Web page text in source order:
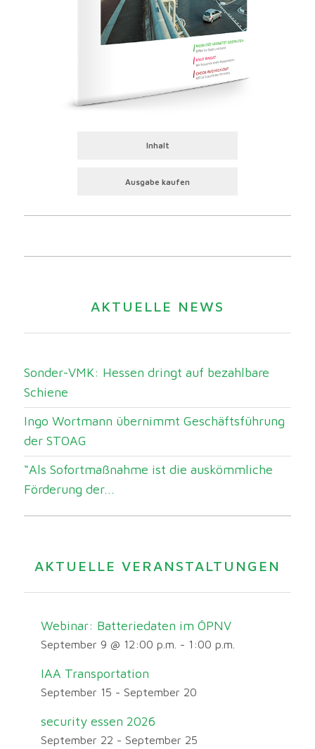
Inhalt
Ausgabe kaufen
AKTUELLE NEWS
Sonder-VMK: Hessen dringt auf bezahlbare
Schiene
Ingo Wortmann übernimmt Geschäftsführung
der STOAG
“Als Sofortmaßnahme ist die auskömmliche
Förderung der...
AKTUELLE VERANSTALTUNGEN
Webinar: Batteriedaten im ÖPNV
September 9 @ 12:00 p.m. - 1:00 p.m.
IAA Transportation
September 15 - September 20
security essen 2026
September 22 - September 25